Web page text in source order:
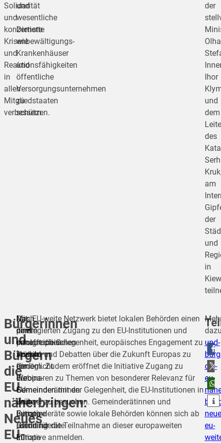
Solidarität
und
konzertierte
Krisenbewältigungs-
und
Reaktionsfähigkeiten
in
allen
Mitgliedstaaten
verbessern.
und
wesentliche
Dienste
wie
Krankenhäuser
und
öffentliche
Versorgungsunternehmen
zu
schützen.
der
Olha
Ihor
und
dem
des
am
der
und
in
Kiew
Bürgerinnen
und
Bürgern
die
EU
näherbringen:
Neues
EU-
Nach
dem
erfolgreichen
Vorbild
der
Europa-
Gemeinderätinnen
und
Europa-
Gemeinderäte
in
Mit
einem
paneuropäischen
Ansatz
ermöglicht
die
EU-
weite
Initiative
„Building
Europe
Das EU-weite Netzwerk bietet lokalen Behörden einen
privilegierten Zugang zu den EU-Institutionen und
schafft die Gelegenheit, europäisches Engagement zu
stärken und Debatten über die Zukunft Europas zu
fördern. Zudem eröffnet die Initiative Zugang zu
Webinaren zu Themen von besonderer Relevanz für
Gemeinden mit der Gelegenheit, die EU-Institutionen in
Brüssel zu besuchen. Gemeinderätinnen und
Gemeinderäte sowie lokale Behörden können sich ab
sofort für die Teilnahme an dieser europaweiten
Initiative anmelden.
und-
die-
eu-
eu-
teilen
teilen
teilen